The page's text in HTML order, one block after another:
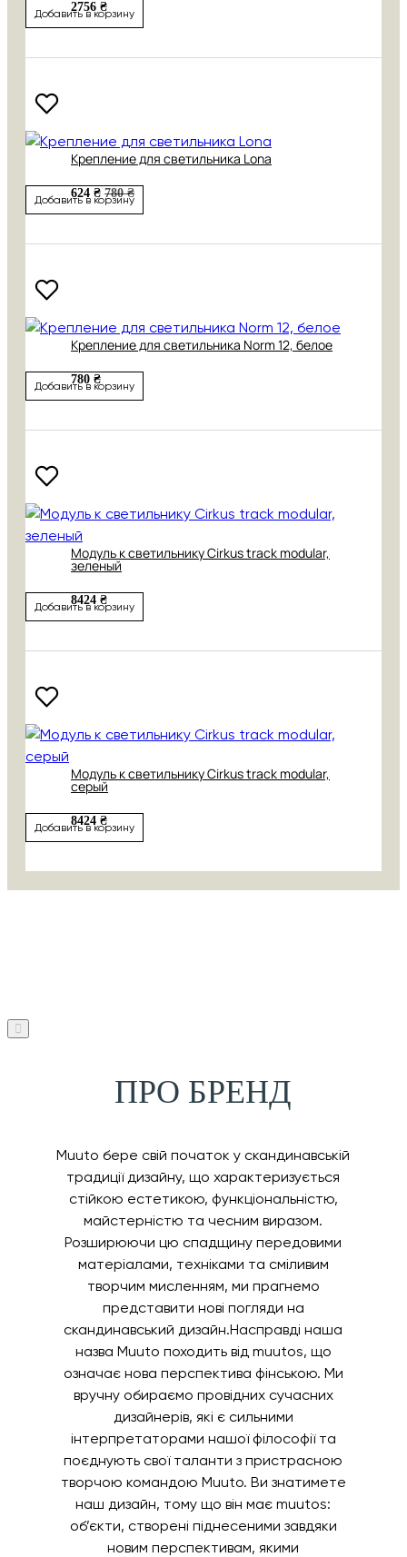
2756 ₴
Добавить в корзину
Крепление для светильника Lona
624 ₴ 780 ₴
Добавить в корзину
Крепление для светильника Norm 12, белое
780 ₴
Добавить в корзину
Модуль к светильнику Cirkus track modular,
зеленый
8424 ₴
Добавить в корзину
Модуль к светильнику Cirkus track modular,
серый
8424 ₴
Добавить в корзину
ПРО БРЕНД
Muuto бере свій початок у скандинавській
традиції дизайну, що характеризується
стійкою естетикою, функціональністю,
майстерністю та чесним виразом.
Розширюючи цю спадщину передовими
матеріалами, техніками та сміливим
творчим мисленням, ми прагнемо
представити нові погляди на
скандинавський дизайн.Насправді наша
назва Muuto походить від muutos, що
означає нова перспектива фінською. Ми
вручну обираємо провідних сучасних
дизайнерів, які є сильними
інтерпретаторами нашої філософії та
поєднують свої таланти з пристрасною
творчою командою Muuto. Ви знатимете
наш дизайн, тому що він має muutos:
об’єкти, створені піднесеними завдяки
новим перспективам, якими